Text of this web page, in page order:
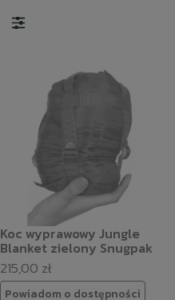
Koc wyprawowy Jungle
Blanket zielony Snugpak
215,00 zł
Powiadom o dostępności